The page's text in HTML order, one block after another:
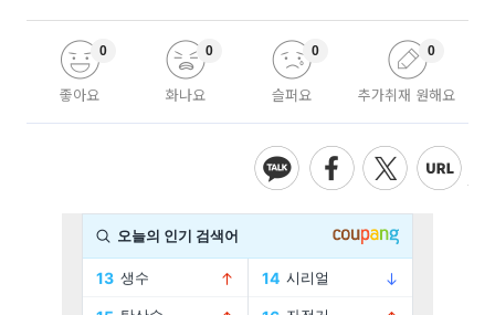
좋아요
0
화나요
0
슬퍼요
0
추가취재 원해요
0